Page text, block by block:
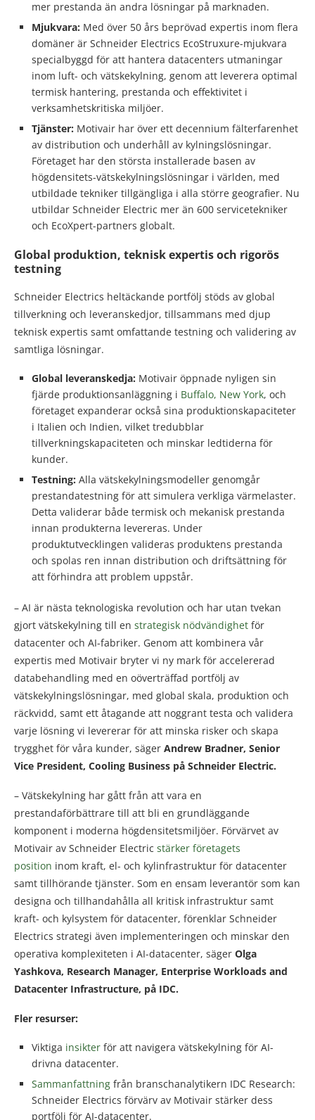
mer prestanda än andra lösningar på marknaden.
Mjukvara: Med över 50 års beprövad expertis inom flera
domäner är Schneider Electrics EcoStruxure-mjukvara
specialbyggd för att hantera datacenters utmaningar
inom luft- och vätskekylning, genom att leverera optimal
termisk hantering, prestanda och effektivitet i
verksamhetskritiska miljöer.
Tjänster: Motivair har över ett decennium fälterfarenhet
av distribution och underhåll av kylningslösningar.
Företaget har den största installerade basen av
högdensitets-vätskekylningslösningar i världen, med
utbildade tekniker tillgängliga i alla större geografier. Nu
utbildar Schneider Electric mer än 600 servicetekniker
och EcoXpert-partners globalt.
Global produktion, teknisk expertis och rigorös
testning
Schneider Electrics heltäckande portfölj stöds av global
tillverkning och leveranskedjor, tillsammans med djup
teknisk expertis samt omfattande testning och validering av
samtliga lösningar.
Global leveranskedja: Motivair öppnade nyligen sin
fjärde produktionsanläggning i Buffalo, New York, och
företaget expanderar också sina produktionskapaciteter
i Italien och Indien, vilket tredubblar
tillverkningskapaciteten och minskar ledtiderna för
kunder.
Testning: Alla vätskekylningsmodeller genomgår
prestandatestning för att simulera verkliga värmelaster.
Detta validerar både termisk och mekanisk prestanda
innan produkterna levereras. Under
produktutvecklingen valideras produktens prestanda
och spolas ren innan distribution och driftsättning för
att förhindra att problem uppstår.
– AI är nästa teknologiska revolution och har utan tvekan
gjort vätskekylning till en strategisk nödvändighet för
datacenter och AI-fabriker. Genom att kombinera vår
expertis med Motivair bryter vi ny mark för accelererad
databehandling med en oöverträffad portfölj av
vätskekylningslösningar, med global skala, produktion och
räckvidd, samt ett åtagande att noggrant testa och validera
varje lösning vi levererar för att minska risker och skapa
trygghet för våra kunder, säger Andrew Bradner, Senior
Vice President, Cooling Business på Schneider Electric.
– Vätskekylning har gått från att vara en
prestandaförbättrare till att bli en grundläggande
komponent i moderna högdensitetsmiljöer. Förvärvet av
Motivair av Schneider Electric stärker företagets
position inom kraft, el- och kylinfrastruktur för datacenter
samt tillhörande tjänster. Som en ensam leverantör som kan
designa och tillhandahålla all kritisk infrastruktur samt
kraft- och kylsystem för datacenter, förenklar Schneider
Electrics strategi även implementeringen och minskar den
operativa komplexiteten i AI-datacenter, säger Olga
Yashkova, Research Manager, Enterprise Workloads and
Datacenter Infrastructure, på IDC.
Fler resurser:
Viktiga insikter för att navigera vätskekylning för AI-
drivna datacenter.
Sammanfattning från branschanalytikern IDC Research:
Schneider Electrics förvärv av Motivair stärker dess
portfölj för AI-datacenter.